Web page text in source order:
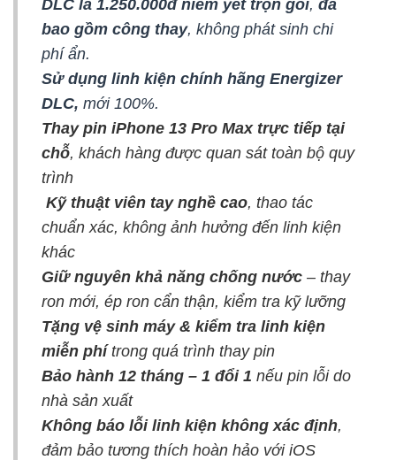
DLC là 1.250.000đ niêm yết trọn gói, đã
bao gồm công thay, không phát sinh chi
phí ẩn.
Sử dụng linh kiện chính hãng Energizer
DLC, mới 100%.
Thay pin iPhone 13 Pro Max trực tiếp tại
chỗ, khách hàng được quan sát toàn bộ quy
trình
Kỹ thuật viên tay nghề cao, thao tác
chuẩn xác, không ảnh hưởng đến linh kiện
khác
Giữ nguyên khả năng chống nước – thay
ron mới, ép ron cẩn thận, kiểm tra kỹ lưỡng
Tặng vệ sinh máy & kiểm tra linh kiện
miễn phítrong quá trình thay pin
Bảo hành 12 tháng – 1 đổi 1 nếu pin lỗi do
nhà sản xuất
Không báo lỗi linh kiện không xác định,
đảm bảo tương thích hoàn hảo với iOS